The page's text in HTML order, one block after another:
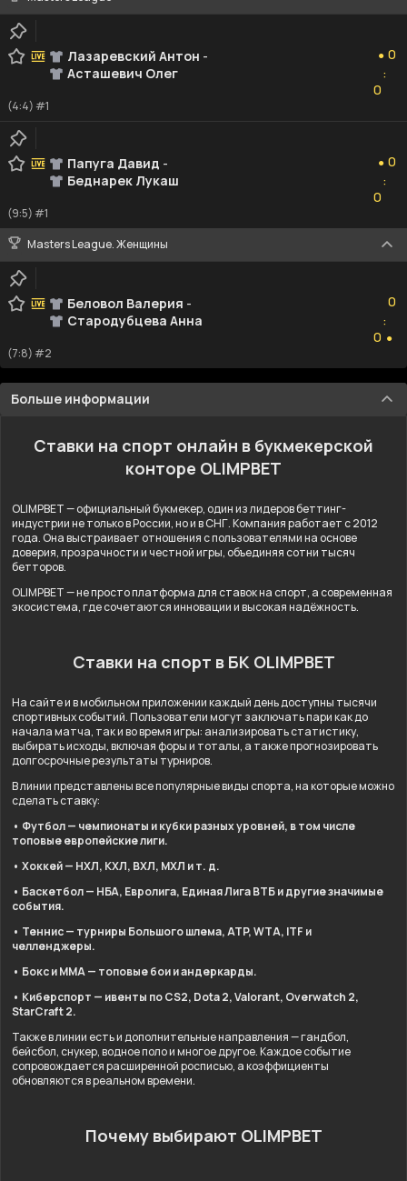
Лазаревский Антон -
Асташевич Олег
● 0
:
0
(4:4) #1
Папуга Давид -
Беднарек Лукаш
● 0
:
0
(9:5) #1
Masters League. Женщины
Беловол Валерия -
Стародубцева Анна
0
:
0 ●
(7:8) #2
Больше информации
Ставки на спорт онлайн в букмекерской
конторе OLIMPBET
OLIMPBET — официальный букмекер, один из лидеров беттинг-
индустрии не только в России, но и в СНГ. Компания работает с 2012
года. Она выстраивает отношения с пользователями на основе
доверия, прозрачности и честной игры, объединяя сотни тысяч
бетторов.
OLIMPBET — не просто платформа для ставок на спорт, а современная
экосистема, где сочетаются инновации и высокая надёжность.
Ставки на спорт в БК OLIMPBET
На сайте и в мобильном приложении каждый день доступны тысячи
спортивных событий. Пользователи могут заключать пари как до
начала матча, так и во время игры: анализировать статистику,
выбирать исходы, включая форы и тоталы, а также прогнозировать
долгосрочные результаты турниров.
В линии представлены все популярные виды спорта, на которые можно
сделать ставку:
• Футбол — чемпионаты и кубки разных уровней, в том числе
топовые европейские лиги.
• Хоккей — НХЛ, КХЛ, ВХЛ, МХЛ и т. д.
• Баскетбол — НБА, Евролига, Единая Лига ВТБ и другие значимые
события.
• Теннис — турниры Большого шлема, ATP, WTA, ITF и
челленджеры.
• Бокс и ММА — топовые бои и андеркарды.
• Киберспорт — ивенты по CS2, Dota 2, Valorant, Overwatch 2,
StarCraft 2.
Также в линии есть и дополнительные направления — гандбол,
бейсбол, снукер, водное поло и многое другое. Каждое событие
сопровождается расширенной росписью, а коэффициенты
обновляются в реальном времени.
Почему выбирают OLIMPBET